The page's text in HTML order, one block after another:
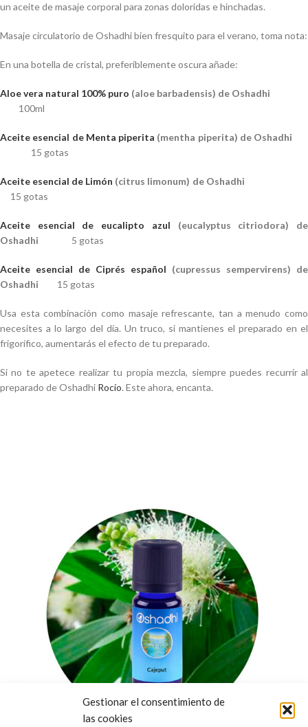
Gestionar el consentimiento de
las cookies
un aceite de masaje corporal para zonas doloridas e hinchadas.
Masaje circulatorio de Oshadhi bien fresquito para el verano, toma nota:
En una botella de cristal, preferiblemente oscura añade:
Aloe vera natural 100% puro (aloe barbadensis) de Oshadhi
100ml
Aceite esencial de Menta piperita (mentha piperita) de Oshadhi
15 gotas
Aceite esencial de Limón (citrus limonum) de Oshadhi
15 gotas
Aceite esencial de eucalipto azul (eucalyptus citriodora) de
Oshadhi
5 gotas
Aceite esencial de Ciprés español (cupressus sempervirens) de
Oshadhi 15 gotas
Usa esta combinación como masaje refrescante, tan a menudo como
necesites a lo largo del día. Un truco, si mantienes el preparado en el
frigorífico, aumentarás el efecto de tu preparado.
Si no te apetece realizar tu propia mezcla, siempre puedes recurrir al
preparado de Oshadhi Rocío. Este ahora, encanta.